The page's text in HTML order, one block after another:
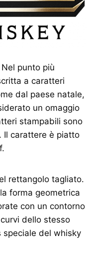
punto più
a caratteri
dal paese natale,
un omaggio
stampabili sono
Il carattere è piatto
rettangolo tagliato.
forma geometrica
con un contorno
dello stesso
del whisky